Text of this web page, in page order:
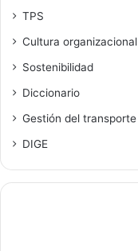
TPS
Cultura organizacional
Sostenibilidad
Diccionario
Gestión del transporte
DIGE